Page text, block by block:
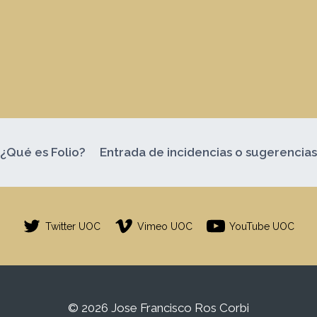
¿Qué es Folio? Entrada de incidencias o sugerencias
Twitter UOC Vimeo UOC YouTube UOC
© 2026 Jose Francisco Ros Corbi